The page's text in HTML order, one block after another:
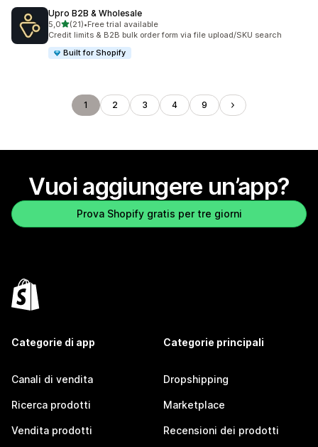
Upro B2B & Wholesale
5,0stelle su 5
(21)
21 recensioni totali
•Free trial available
Credit limits & B2B bulk order form via file upload/SKU search
Built for Shopify
1 2 3 4 9
Vuoi aggiungere un’app?
Prova Shopify gratis per tre giorni
Categorie di app
Canali di vendita
Ricerca prodotti
Vendita prodotti
Categorie principali
Dropshipping
Marketplace
Recensioni dei prodotti